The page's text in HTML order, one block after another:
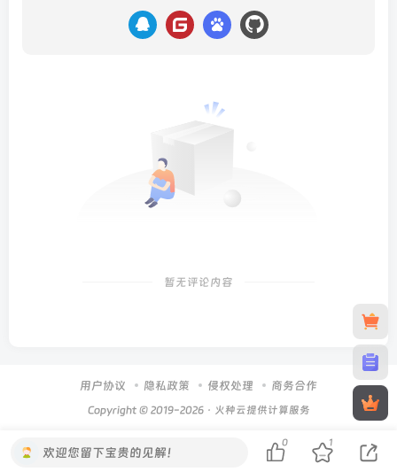
暂无评论内容
用户协议 隐私政策 侵权处理 商务合作
Copyright © 2019-2026 · 火种云提供计算服务
欢迎您留下宝贵的见解！
0 1